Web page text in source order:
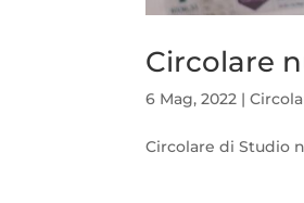
Circolare
6 Mag, 2022 |
Circolare di Studio